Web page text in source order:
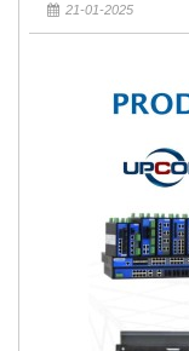
21-01-2025